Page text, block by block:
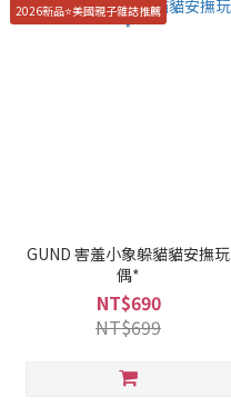
2026新品⭐️美國親子雜誌推薦
GUND 害羞小象躲貓貓安撫玩
偶*
NT$690
NT$699